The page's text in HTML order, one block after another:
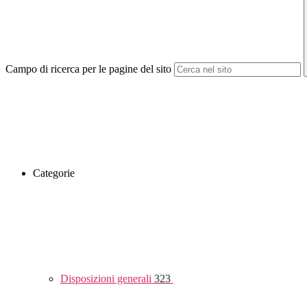
Campo di ricerca per le pagine del sito
Categorie
Disposizioni generali 323